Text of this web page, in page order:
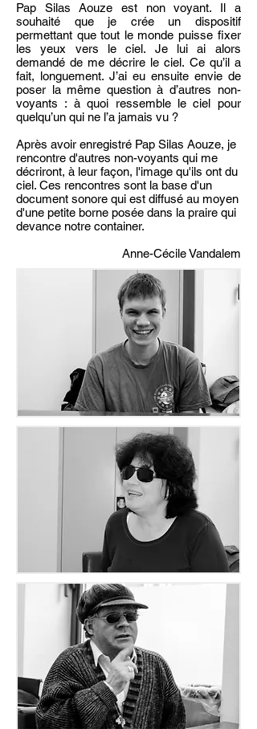
Pap Silas Aouze est non voyant. Il a
souhaité que je crée un dispositif
permettant que tout le monde puisse fixer
les yeux vers le ciel. Je lui ai alors
demandé de me décrire le ciel. Ce qu’il a
fait, longuement. J’ai eu ensuite envie de
poser la même question à d’autres non-
voyants : à quoi ressemble le ciel pour
quelqu’un qui ne l’a jamais vu ?
Après avoir enregistré Pap Silas Aouze, je
rencontre d'autres non-voyants qui me
décriront, à leur façon, l'image qu'ils ont du
ciel. Ces rencontres sont la base d'un
document sonore qui est diffusé au moyen
d'une petite borne posée dans la praire qui
devance notre container.
Anne-Cécile Vandalem